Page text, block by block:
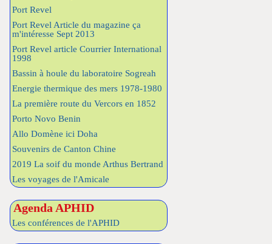
Port Revel
Port Revel Article du magazine ça
m'intéresse Sept 2013
Port Revel article Courrier International
1998
Bassin à houle du laboratoire Sogreah
Energie thermique des mers 1978-1980
La première route du Vercors en 1852
Porto Novo Benin
Allo Domène ici Doha
Souvenirs de Canton Chine
2019 La soif du monde Arthus Bertrand
Les voyages de l'Amicale
Agenda APHID
Les conférences de l'APHID